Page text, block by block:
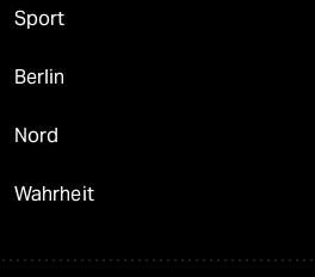
Sport
Berlin
Nord
Wahrheit